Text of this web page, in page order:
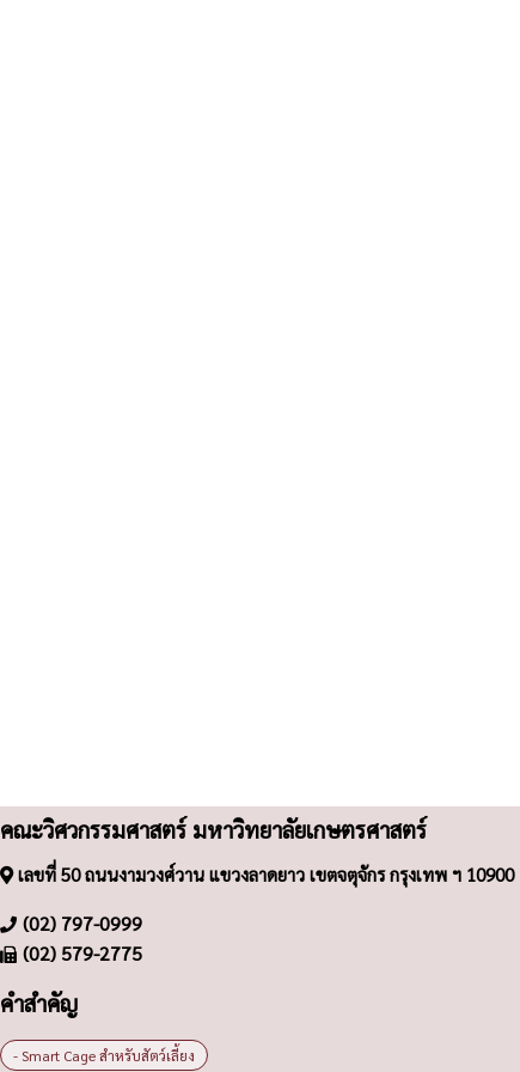
คณะวิศวกรรมศาสตร์ มหาวิทยาลัยเกษตรศาสตร์
เลขที่ 50 ถนนงามวงศ์วาน แขวงลาดยาว เขตจตุจักร กรุงเทพ ฯ 10900
(02) 797-0999
(02) 579-2775
คำสำคัญ
- Smart Cage สำหรับสัตว์เลี้ยง